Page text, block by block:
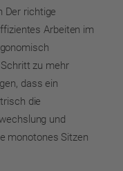
Der richtige
Arbeiten im
zu mehr
dass ein
die
und
monotones Sitzen